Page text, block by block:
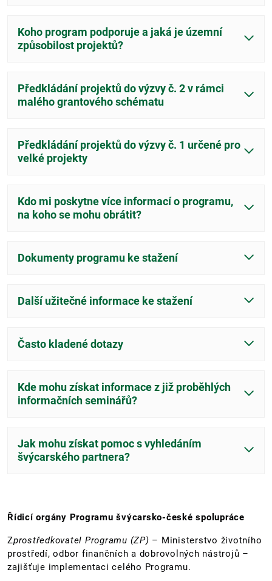
Koho program podporuje a jaká je územní
způsobilost projektů?
Předkládání projektů do výzvy č. 2 v rámci
malého grantového schématu
Předkládání projektů do výzvy č. 1 určené pro
velké projekty
Kdo mi poskytne více informací o programu,
na koho se mohu obrátit?
Dokumenty programu ke stažení
Další užitečné informace ke stažení
Často kladené dotazy
Kde mohu získat informace z již proběhlých
informačních seminářů?
Jak mohu získat pomoc s vyhledáním
švýcarského partnera?
Řídicí orgány Programu švýcarsko-české spolupráce
Zprostředkovatel Programu (ZP) – Ministerstvo životního
prostředí, odbor finančních a dobrovolných nástrojů –
zajišťuje implementaci celého Programu.